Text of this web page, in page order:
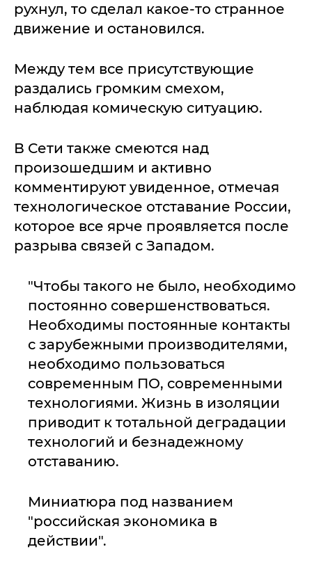
рухнул, то сделал какое-то странное
движение и остановился.
Между тем все присутствующие
раздались громким смехом,
наблюдая комическую ситуацию.
В Сети также смеются над
произошедшим и активно
комментируют увиденное, отмечая
технологическое отставание России,
которое все ярче проявляется после
разрыва связей с Западом.
"Чтобы такого не было, необходимо
постоянно совершенствоваться.
Необходимы постоянные контакты
с зарубежными производителями,
необходимо пользоваться
современным ПО, современными
технологиями. Жизнь в изоляции
приводит к тотальной деградации
технологий и безнадежному
отставанию.
Миниатюра под названием
"российская экономика в
действии".